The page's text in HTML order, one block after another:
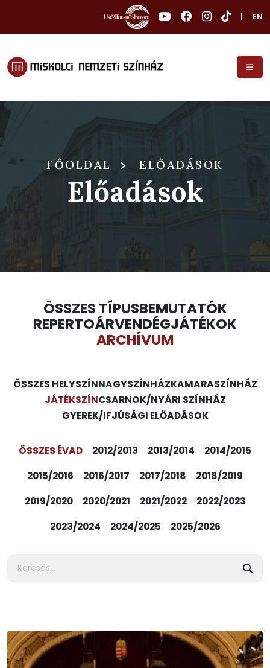
EN
FŐOLDAL ELŐADÁSOK
Előadások
ÖSSZES TÍPUSBEMUTATÓK
REPERTOÁRVENDÉGJÁTÉKOK
ARCHÍVUM
ÖSSZES HELYSZÍNNAGYSZÍNHÁZKAMARASZÍNHÁZ
JÁTÉKSZÍNCSARNOK/NYÁRI SZÍNHÁZ
GYEREK/IFJÚSÁGI ELŐADÁSOK
ÖSSZES ÉVAD 2012/2013 2013/2014
2014/2015
2015/2016
2016/2017 2017/2018
2018/2019
2019/2020
2020/2021 2021/2022
2022/2023
2023/2024
2024/2025 2025/2026